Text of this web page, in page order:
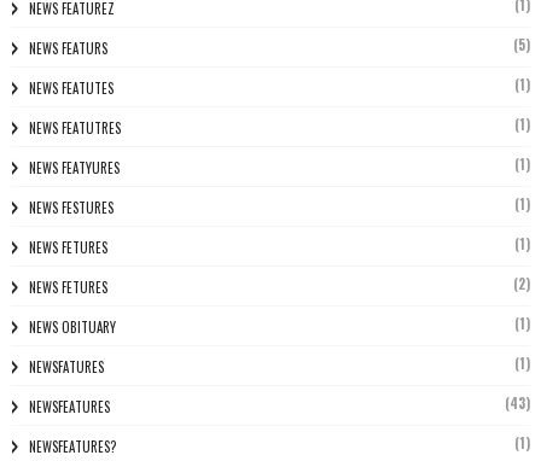
NEWS FEATUREZ (1)
NEWS FEATURS (5)
NEWS FEATUTES (1)
NEWS FEATUTRES (1)
NEWS FEATYURES (1)
NEWS FESTURES (1)
NEWS FETURES (1)
NEWS FETURES (2)
NEWS OBITUARY (1)
NEWSFATURES (1)
NEWSFEATURES (43)
NEWSFEATURES? (1)